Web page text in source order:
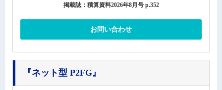
掲載誌：積算資料2026年8月号 p.352
お問い合わせ
『ネット型 P2FG』